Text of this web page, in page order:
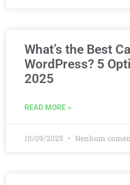
What’s the Best
WordPress? 5
2025
READ MORE »
10/09/2025 Nenhum